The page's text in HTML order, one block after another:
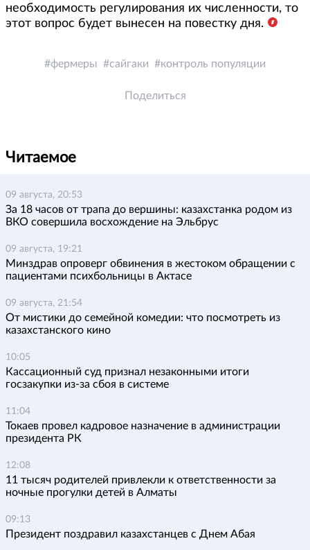
необходимость регулирования их численности, то
этот вопрос будет вынесен на повестку дня.
фермеры сайгаки контроль популяции
Поделиться
Читаемое
09 августа, 20:53
За 18 часов от трапа до вершины: казахстанка родом из
ВКО совершила восхождение на Эльбрус
09 августа, 19:21
Минздрав опроверг обвинения в жестоком обращении с
пациентами психбольницы в Актасе
09 августа, 21:54
От мистики до семейной комедии: что посмотреть из
казахстанского кино
10:05
Кассационный суд признал незаконными итоги
госзакупки из-за сбоя в системе
11:04
Токаев провел кадровое назначение в администрации
президента РК
12:08
11 тысяч родителей привлекли к ответственности за
ночные прогулки детей в Алматы
09:13
Президент поздравил казахстанцев с Днем Абая